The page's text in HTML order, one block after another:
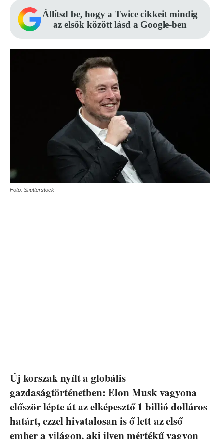
Állítsd be, hogy a Twice cikkeit mindig
az elsők között lásd a Google-ben
Fotó: Shutterstock
Új korszak nyílt a globális
gazdaságtörténetben: Elon Musk vagyona
először lépte át az elképesztő 1 billió dolláros
határt, ezzel hivatalosan is ő lett az első
ember a világon, aki ilyen mértékű vagyon